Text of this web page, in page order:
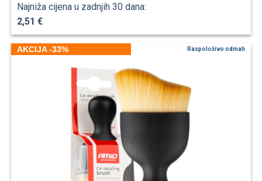
Najniža cijena u zadnjih 30 dana:
2,51 €
AKCIJA -33% Raspoloživo odmah